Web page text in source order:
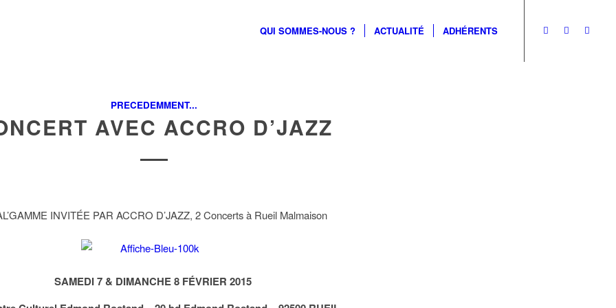
QUI SOMMES-NOUS ? ACTUALITÉ ADHÉRENTS
PRECEDEMMENT...
AVEC ACCRO D’JAZZ
INVITÉE PAR ACCRO D’JAZZ, 2 Concerts à Rueil Malmaison
SAMEDI 7 & DIMANCHE 8 FÉVRIER 2015